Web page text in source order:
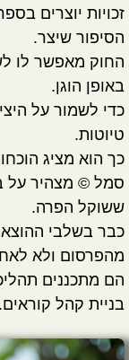
זכויות יוצרים
הסיפור שיצר.
החוק מאפשר לו
באופן הוגן.
כדי לשמור על
טיוטות.
כך הוא מציג
סמל © מצהיר על
ששוקל הפרה.
כבר בשלבי
מהפרסום ולא
הם מתכננים
בניית קהל קוראים.